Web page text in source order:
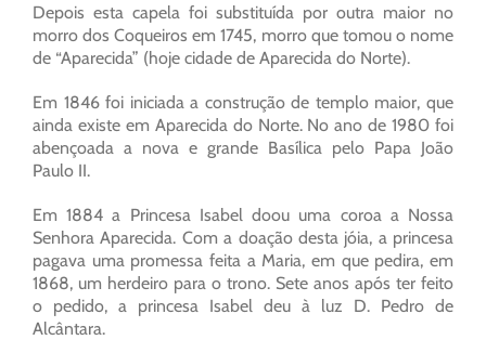
Depois esta capela foi substituída por outra maior no
morro dos Coqueiros em 1745, morro que tomou o nome
de “Aparecida” (hoje cidade de Aparecida do Norte).
Em 1846 foi iniciada a construção de templo maior, que
ainda existe em Aparecida do Norte. No ano de 1980 foi
abençoada a nova e grande Basílica pelo Papa João
Paulo II.
Em 1884 a Princesa Isabel doou uma coroa a Nossa
Senhora Aparecida. Com a doação desta jóia, a princesa
pagava uma promessa feita a Maria, em que pedira, em
1868, um herdeiro para o trono. Sete anos após ter feito
o pedido, a princesa Isabel deu à luz D. Pedro de
Alcântara.